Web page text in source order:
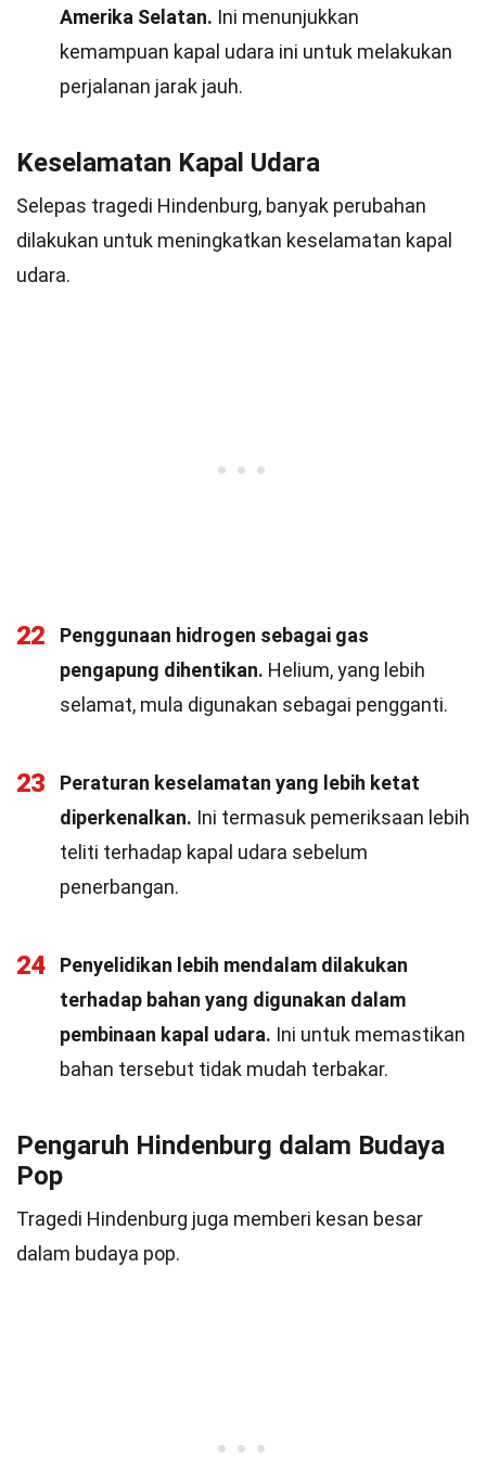
Amerika Selatan. Ini menunjukkan
kemampuan kapal udara ini untuk melakukan
perjalanan jarak jauh.
Keselamatan Kapal Udara
Selepas tragedi Hindenburg, banyak perubahan
dilakukan untuk meningkatkan keselamatan kapal
udara.
22
Penggunaan hidrogen sebagai gas
pengapung dihentikan. Helium, yang lebih
selamat, mula digunakan sebagai pengganti.
23
Peraturan keselamatan yang lebih ketat
diperkenalkan. Ini termasuk pemeriksaan lebih
teliti terhadap kapal udara sebelum
penerbangan.
24
Penyelidikan lebih mendalam dilakukan
terhadap bahan yang digunakan dalam
pembinaan kapal udara. Ini untuk memastikan
bahan tersebut tidak mudah terbakar.
Pengaruh Hindenburg dalam Budaya
Pop
Tragedi Hindenburg juga memberi kesan besar
dalam budaya pop.